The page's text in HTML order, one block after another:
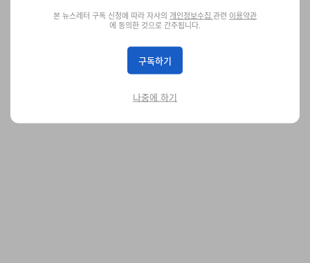
본 뉴스레터 구독 신청에 따라 자사의 개인정보수집 관련 이용약관
에 동의한 것으로 간주됩니다.
구독하기
나중에 하기